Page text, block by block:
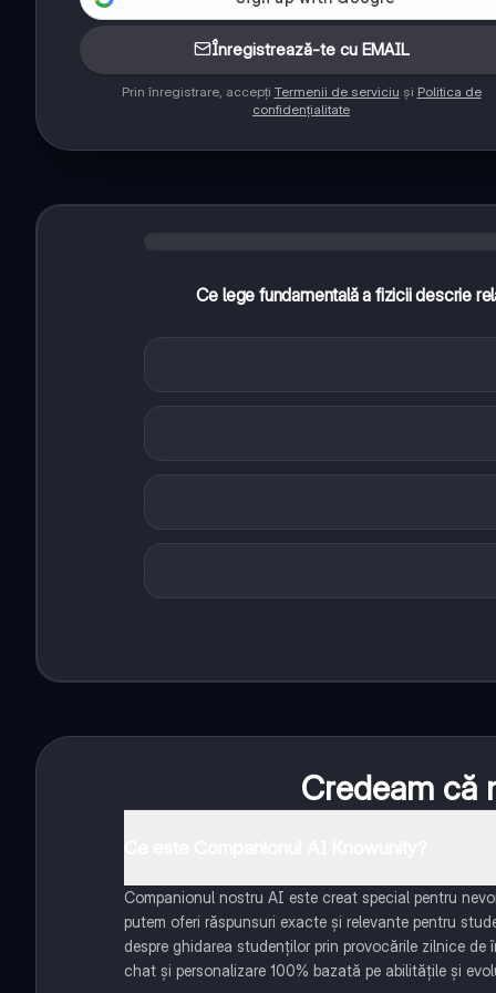
Înregistrează-te cu EMAIL
Prin înregistrare, accepți Termenii de serviciu și Politica de
confidențialitate
Ce lege fundamentală a fizicii descrie
Credeam că
Companionul nostru AI este creat special pentru
putem oferi răspunsuri exacte și relevante pentru
despre ghidarea studenților prin provocările zilnice
chat și personalizare 100% bazată pe abilitățile și